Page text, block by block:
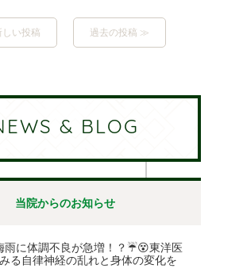
い投稿 過去の投稿 ≫
& BLOG
当院からのお知らせ
雨に体調不良が急増！？☔😵東洋医
る自律神経の乱れと身体の変化を